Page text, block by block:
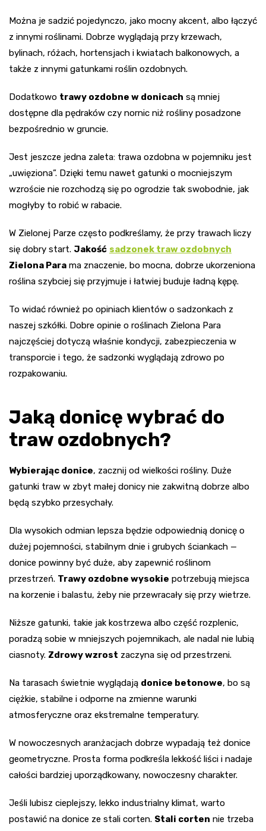
Można je sadzić pojedynczo, jako mocny akcent, albo łączyć
z innymi roślinami. Dobrze wyglądają przy krzewach,
bylinach, różach, hortensjach i kwiatach balkonowych, a
także z innymi gatunkami roślin ozdobnych.
Dodatkowo trawy ozdobne w donicach są mniej
dostępne dla pędraków czy nornic niż rośliny posadzone
bezpośrednio w gruncie.
Jest jeszcze jedna zaleta: trawa ozdobna w pojemniku jest
„uwięziona”. Dzięki temu nawet gatunki o mocniejszym
wzroście nie rozchodzą się po ogrodzie tak swobodnie, jak
mogłyby to robić w rabacie.
W Zielonej Parze często podkreślamy, że przy trawach liczy
się dobry start. Jakość sadzonek traw ozdobnych
Zielona Para ma znaczenie, bo mocna, dobrze ukorzeniona
roślina szybciej się przyjmuje i łatwiej buduje ładną kępę.
To widać również po opiniach klientów o sadzonkach z
naszej szkółki. Dobre opinie o roślinach Zielona Para
najczęściej dotyczą właśnie kondycji, zabezpieczenia w
transporcie i tego, że sadzonki wyglądają zdrowo po
rozpakowaniu.
Jaką donicę wybrać do
traw ozdobnych?
Wybierając donice, zacznij od wielkości rośliny. Duże
gatunki traw w zbyt małej donicy nie zakwitną dobrze albo
będą szybko przesychały.
Dla wysokich odmian lepsza będzie odpowiednią donicę o
dużej pojemności, stabilnym dnie i grubych ściankach —
donice powinny być duże, aby zapewnić roślinom
przestrzeń. Trawy ozdobne wysokie potrzebują miejsca
na korzenie i balastu, żeby nie przewracały się przy wietrze.
Niższe gatunki, takie jak kostrzewa albo część rozplenic,
poradzą sobie w mniejszych pojemnikach, ale nadal nie lubią
ciasnoty. Zdrowy wzrost zaczyna się od przestrzeni.
Na tarasach świetnie wyglądają donice betonowe, bo są
ciężkie, stabilne i odporne na zmienne warunki
atmosferyczne oraz ekstremalne temperatury.
W nowoczesnych aranżacjach dobrze wypadają też donice
geometryczne. Prosta forma podkreśla lekkość liści i nadaje
całości bardziej uporządkowany, nowoczesny charakter.
Jeśli lubisz cieplejszy, lekko industrialny klimat, warto
postawić na donice ze stali corten. Stali corten nie trzeba